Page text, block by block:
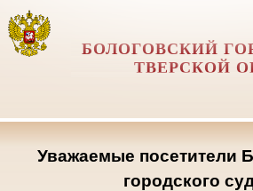
БОЛОГОВСКИЙ
ТВЕРСКОЙ
Уважаемые посетители
городского